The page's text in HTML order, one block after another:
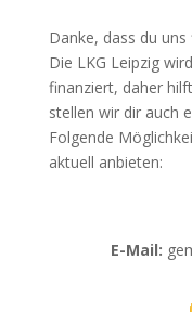
Danke, dass du
Die LKG Leipzig
finanziert, daher
stellen wir dir auch
Folgende
aktuell anbieten:
E-Mail: